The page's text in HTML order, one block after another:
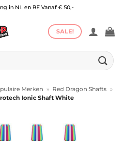
in NL en BE Vanaf € 50,-
SALE!
Merken » Red Dragon Shafts »
Ionic Shaft White